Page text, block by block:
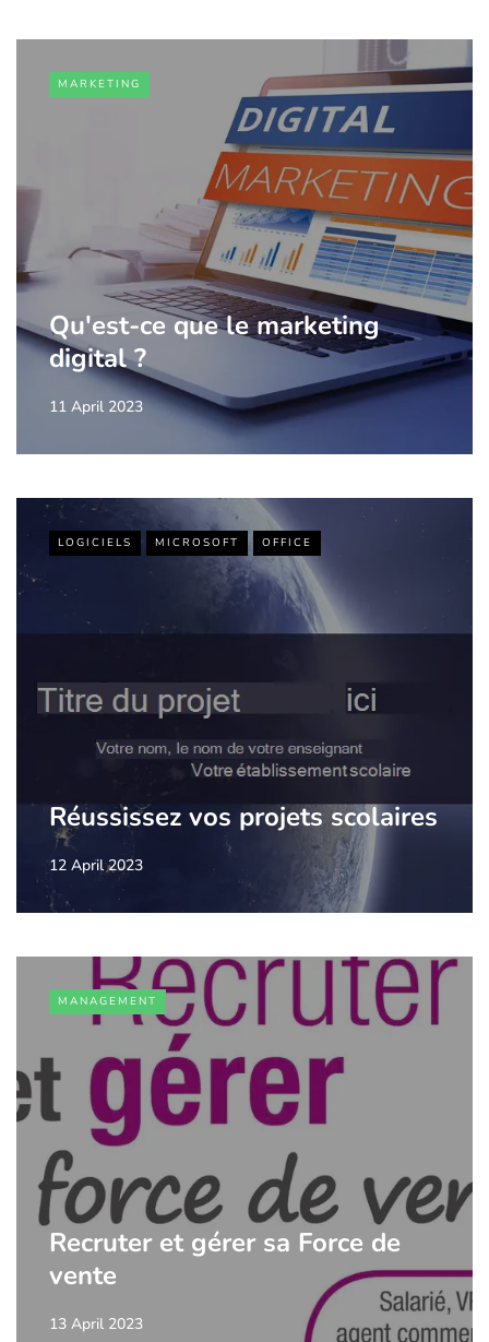
MARKETING
Qu'est-ce que le marketing
digital ?
11 April 2023
LOGICIELS MICROSOFT OFFICE
Réussissez vos projets scolaires
12 April 2023
MANAGEMENT
Recruter et gérer sa Force de
vente
13 April 2023